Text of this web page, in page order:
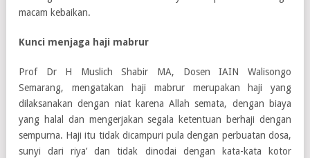
macam kebaikan.
Kunci menjaga haji mabrur
Prof Dr H Muslich Shabir MA, Dosen IAIN Walisongo
Semarang, mengatakan haji mabrur merupakan haji yang
dilaksanakan dengan niat karena Allah semata, dengan biaya
yang halal dan mengerjakan segala ketentuan berhaji dengan
sempurna. Haji itu tidak dicampuri pula dengan perbuatan dosa,
sunyi dari riya’ dan tidak dinodai dengan kata-kata kotor